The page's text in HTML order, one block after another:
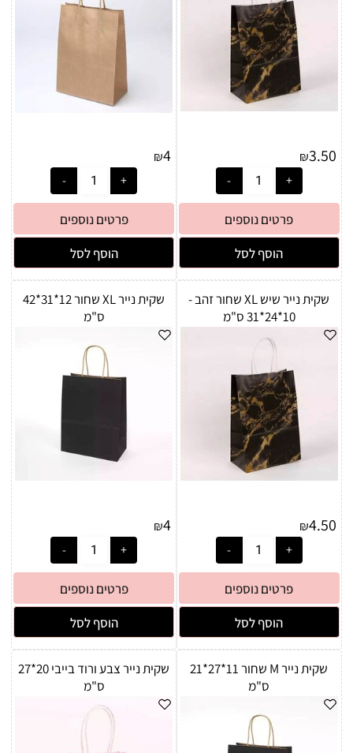
₪3.50
פרטים נוספים
הוסף לסל
₪4
פרטים נוספים
הוסף לסל
שקית נייר שיש XL שחור זהב -
10*24*31 ס"מ
₪4.50
פרטים נוספים
הוסף לסל
שקית נייר XL שחור 12*31*42
ס"מ
₪4
פרטים נוספים
הוסף לסל
שקית נייר M שחור 11*27*21
ס"מ
שקית נייר צבע ורוד בייבי 20*27
ס"מ